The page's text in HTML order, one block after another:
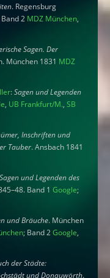
. Regensburg
Band 2 MDZ München,
Sagen. Der
München 1831 MDZ
:Sagen und Legenden
, UB Frankfurt/M.,SB
Inschriften und
Tauber. Ansbach 1841
und Legenden des
Band 1Google;
und Bräuche. München
; Band 2Google,
der Städte:
und Donauwörth.